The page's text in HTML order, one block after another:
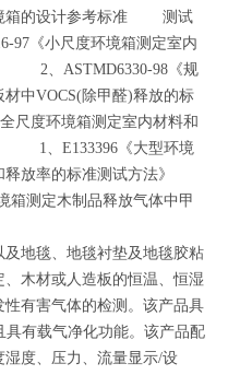
箱的设计参考标准 测试
《小尺度环境箱测定室内
2、ASTMD6330-98《规
中VOCS(除甲醛)释放的标
度环境箱测定室内材料和
1、E133396《大型环境
放率的标准测试方法》
测定木制品释放气体中甲
地毯、地毯衬垫及地毯胶粘
木材或人造板的恒温、恒湿
有害气体的检测。该产品具
具有载气净化功能。该产品配
度、压力、流量显示/设